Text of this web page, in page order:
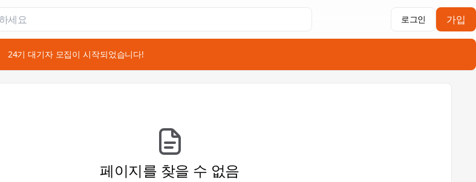
가입
로그인
📣 24기 대기자 모집이 시작되었습니다!
페이지를 찾을 수 없음